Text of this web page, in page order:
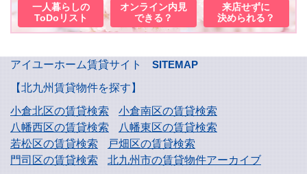
一人暮らしの
ToDoリスト
オンライン内見
できる？
来店せずに
決められる？
アイユーホーム賃貸サイト
SITEMAP
【北九州賃貸物件を探す】
小倉北区の賃貸検索
小倉南区の賃貸検索
八幡西区の賃貸検索
八幡東区の賃貸検索
若松区の賃貸検索
戸畑区の賃貸検索
門司区の賃貸検索
北九州市の賃貸物件アーカイブ